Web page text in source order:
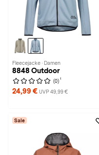
Fleecejacke · Damen
8848 Outdoor
(0) 1
24,99 € UVP 49,99 €
Sale